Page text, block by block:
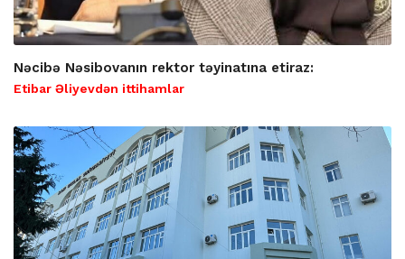
Nəcibə Nəsibovanın rektor təyinatına etiraz:
Etibar Əliyevdən ittihamlar